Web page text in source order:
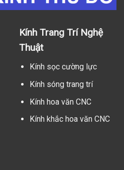
Kính Trang Trí Nghệ
Thuật
Kính sọc cường lực
Kính sóng trang trí
Kính hoa văn CNC
Kính khắc hoa văn CNC